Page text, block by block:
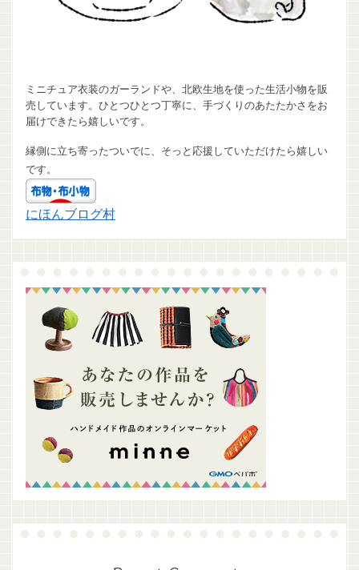
ミニチュア衣装のガーランドや、北欧生地を使った生活小物を販
売しています。ひとつひとつ丁寧に、手づくりのあたたかさをお
届けできたら嬉しいです。
縁側に立ち寄ったついでに、そっと応援していただけたら嬉しい
です。
にほんブログ村